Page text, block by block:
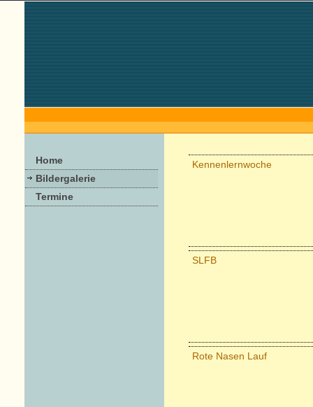
Home
Bildergalerie
Termine
Kennenlernwoche
SLFB
Rote Nasen Lauf